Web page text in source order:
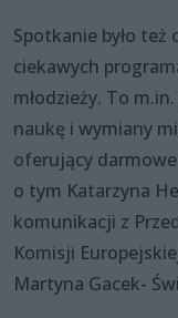
Spotkanie było też
ciekawych
młodzieży. To
naukę i wymiany
oferujący
o tym Katarzyna
komunikacji z
Komisji
Martyna Gacek-